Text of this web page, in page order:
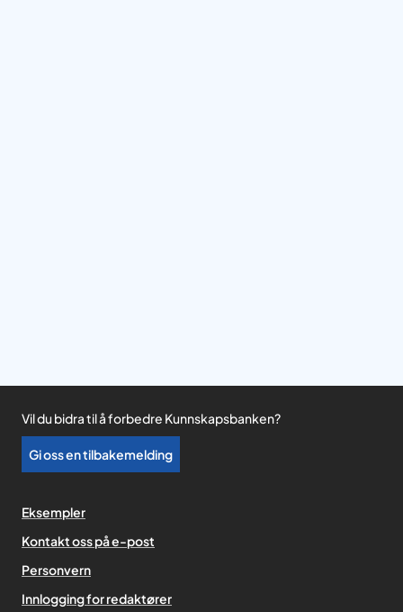
Vil du bidra til å forbedre Kunnskapsbanken?
Gi oss en tilbakemelding
Eksempler
Kontakt oss på e-post
Personvern
Innlogging for redaktører